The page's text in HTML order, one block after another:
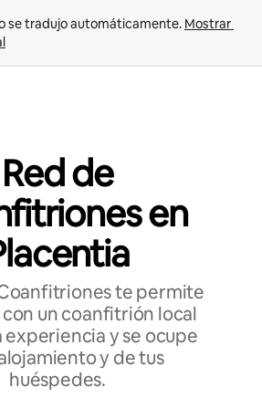
se tradujo automáticamente. Mostrar
Red de
en
te permite
un coanfitrión local
experiencia y se ocupe
y de tus
huéspedes.